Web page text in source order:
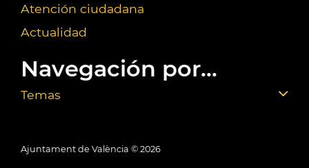
Atención ciudadana
Actualidad
Navegación por...
Temas
Ajuntament de València © 2026